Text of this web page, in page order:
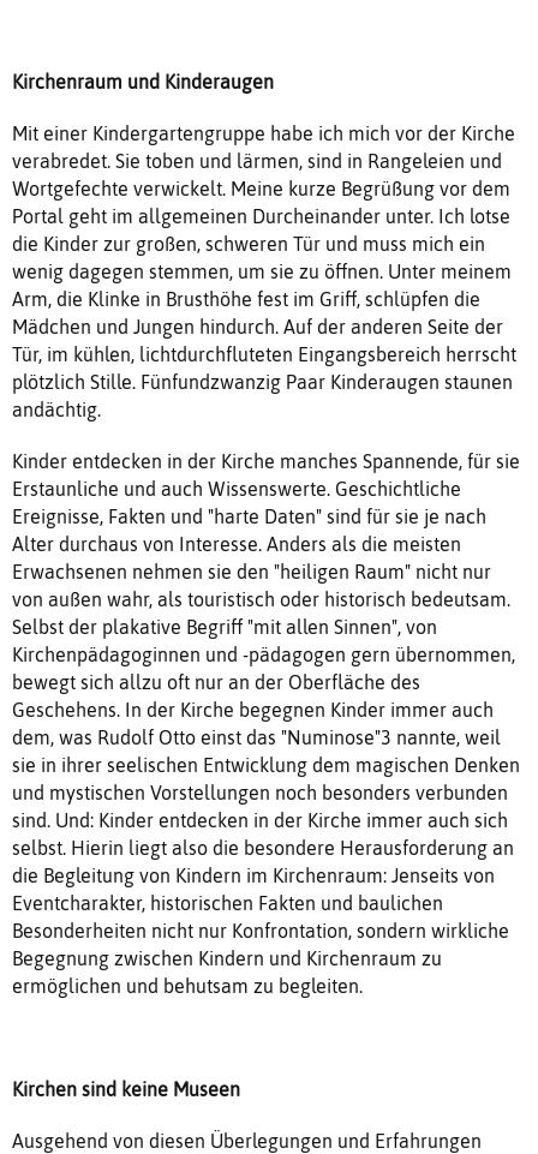
Kirchenraum und Kinderaugen
Mit einer Kindergartengruppe habe ich mich vor der Kirche
verabredet. Sie toben und lärmen, sind in Rangeleien und
Wortgefechte verwickelt. Meine kurze Begrüßung vor dem
Portal geht im allgemeinen Durcheinander unter. Ich lotse
die Kinder zur großen, schweren Tür und muss mich ein
wenig dagegen stemmen, um sie zu öffnen. Unter meinem
Arm, die Klinke in Brusthöhe fest im Griff, schlüpfen die
Mädchen und Jungen hindurch. Auf der anderen Seite der
Tür, im kühlen, lichtdurchfluteten Eingangsbereich herrscht
plötzlich Stille. Fünfundzwanzig Paar Kinderaugen staunen
andächtig.
Kinder entdecken in der Kirche manches Spannende, für sie
Erstaunliche und auch Wissenswerte. Geschichtliche
Ereignisse, Fakten und "harte Daten" sind für sie je nach
Alter durchaus von Interesse. Anders als die meisten
Erwachsenen nehmen sie den "heiligen Raum" nicht nur
von außen wahr, als touristisch oder historisch bedeutsam.
Selbst der plakative Begriff "mit allen Sinnen", von
Kirchenpädagoginnen und -pädagogen gern übernommen,
bewegt sich allzu oft nur an der Oberfläche des
Geschehens. In der Kirche begegnen Kinder immer auch
dem, was Rudolf Otto einst das "Numinose"3 nannte, weil
sie in ihrer seelischen Entwicklung dem magischen Denken
und mystischen Vorstellungen noch besonders verbunden
sind. Und: Kinder entdecken in der Kirche immer auch sich
selbst. Hierin liegt also die besondere Herausforderung an
die Begleitung von Kindern im Kirchenraum: Jenseits von
Eventcharakter, historischen Fakten und baulichen
Besonderheiten nicht nur Konfrontation, sondern wirkliche
Begegnung zwischen Kindern und Kirchenraum zu
ermöglichen und behutsam zu begleiten.
Kirchen sind keine Museen
Ausgehend von diesen Überlegungen und Erfahrungen